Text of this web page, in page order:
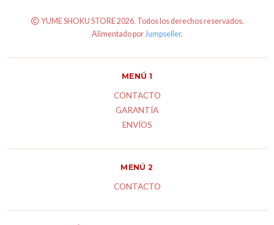
YUME SHOKU STORE 2026. Todos los derechos reservados.
Alimentado por Jumpseller.
MENÚ 1
CONTACTO
GARANTÍA
ENVÍOS
MENÚ 2
CONTACTO